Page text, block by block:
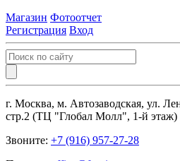
Магазин Фотоотчет
Регистрация Вход
г. Москва, м. Автозаводская, ул.
стр.2 (ТЦ "Глобал Молл", 1-й этаж)
Звоните: +7 (916) 957-27-28